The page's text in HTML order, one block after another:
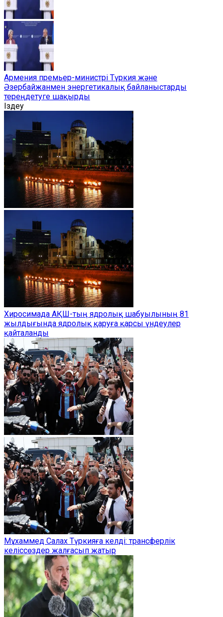
Армения премьер-министрі Түркия және
Әзербайжанмен энергетикалық байланыстарды
тереңдетуге шақырды
Іздеу
Хиросимада АҚШ-тың ядролық шабуылының 81
жылдығында ядролық қаруға қарсы үндеулер
қайталанды
Мұхаммед Салах Түркияға келді: трансферлік
келіссөздер жалғасып жатыр